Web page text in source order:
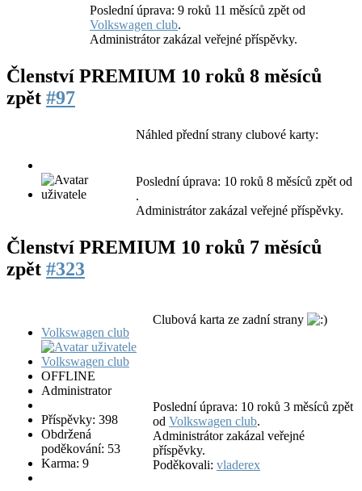
Poslední úprava: 9 roků 11 měsíců zpět od
Volkswagen club.
Administrátor zakázal veřejné příspěvky.
Členství PREMIUM 10 roků 8 měsíců
zpět #97
Náhled přední strany clubové karty:
Poslední úprava: 10 roků 8 měsíců zpět od
.
Administrátor zakázal veřejné příspěvky.
Členství PREMIUM 10 roků 7 měsíců
zpět #323
Volkswagen club
OFFLINE
Administrator
Příspěvky: 398
Obdržená
poděkování: 53
Karma: 9
Clubová karta ze zadní strany
Poslední úprava: 10 roků 3 měsíců zpět
od Volkswagen club.
Administrátor zakázal veřejné
příspěvky.
Poděkovali: vladerex